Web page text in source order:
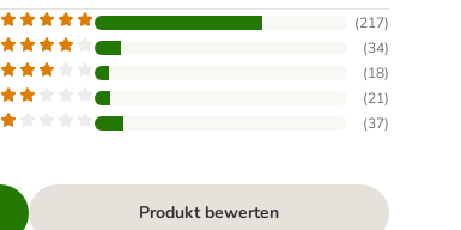
(217)
(34)
(18)
(21)
(37)
Produkt bewerten